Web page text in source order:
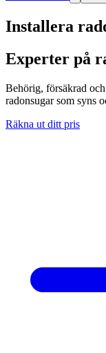
Installera
Experter på
Behörig, försäkrad
radonsugar som syns
Räkna ut ditt pris